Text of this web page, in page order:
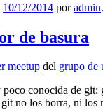
10/12/2014 poradmin.
de basura
meetup del grupo de
conocida de
no los borra, ni